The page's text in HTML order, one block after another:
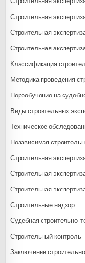
Строительная
Строительная
Строительная
Классификация
Методика проведения
Переобучение на
Виды строительных
Техническое
Независимая
Строительная
Строительная
Строительная
Строительные надзор
Судебная строительно-
Строительный контроль
Заключение